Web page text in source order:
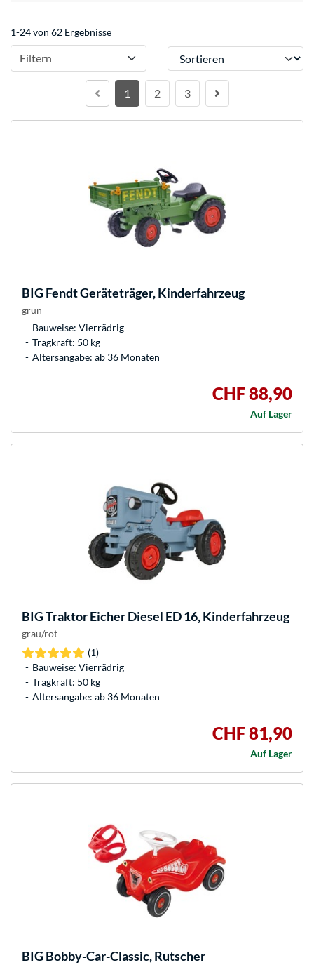
1-24 von 62 Ergebnisse
Filtern Sortieren
1 2 3
BIG Fendt Geräteträger, Kinderfahrzeug
grün
Bauweise: Vierrädrig
Tragkraft: 50 kg
Altersangabe: ab 36 Monaten
CHF 88,90
Auf Lager
BIGTraktor Eicher Diesel ED 16, Kinderfahrzeug
grau/rot
(1)
Bauweise: Vierrädrig
Tragkraft: 50 kg
Altersangabe: ab 36 Monaten
CHF 81,90
Auf Lager
BIG Bobby-Car-Classic, Rutscher